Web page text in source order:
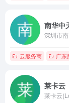
南华中
云服务商 广东
莱卡云